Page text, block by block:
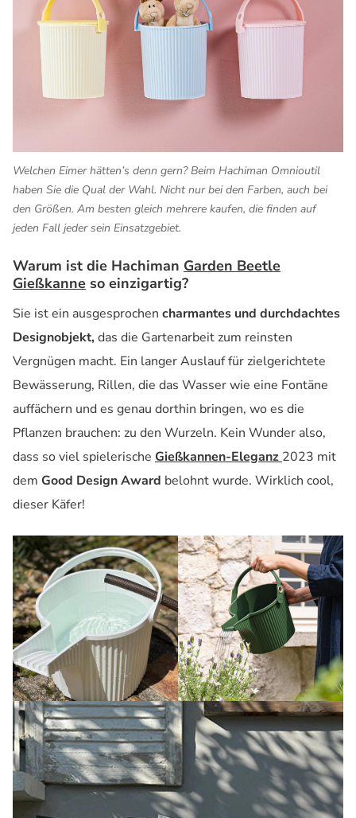
Welchen Eimer hätten’s denn gern? Beim Hachiman Omnioutil
haben Sie die Qual der Wahl. Nicht nur bei den Farben, auch bei
den Größen. Am besten gleich mehrere kaufen, die finden auf
jeden Fall jeder sein Einsatzgebiet.
Warum ist die Hachiman Garden Beetle
Gießkanne so einzigartig?
Sie ist ein ausgesprochen charmantes und durchdachtes
Designobjekt, das die Gartenarbeit zum reinsten
Vergnügen macht. Ein langer Auslauf für zielgerichtete
Bewässerung, Rillen, die das Wasser wie eine Fontäne
auffächern und es genau dorthin bringen, wo es die
Pflanzen brauchen: zu den Wurzeln. Kein Wunder also,
dass so viel spielerische Gießkannen-Eleganz 2023 mit
dem Good Design Award belohnt wurde. Wirklich cool,
dieser Käfer!